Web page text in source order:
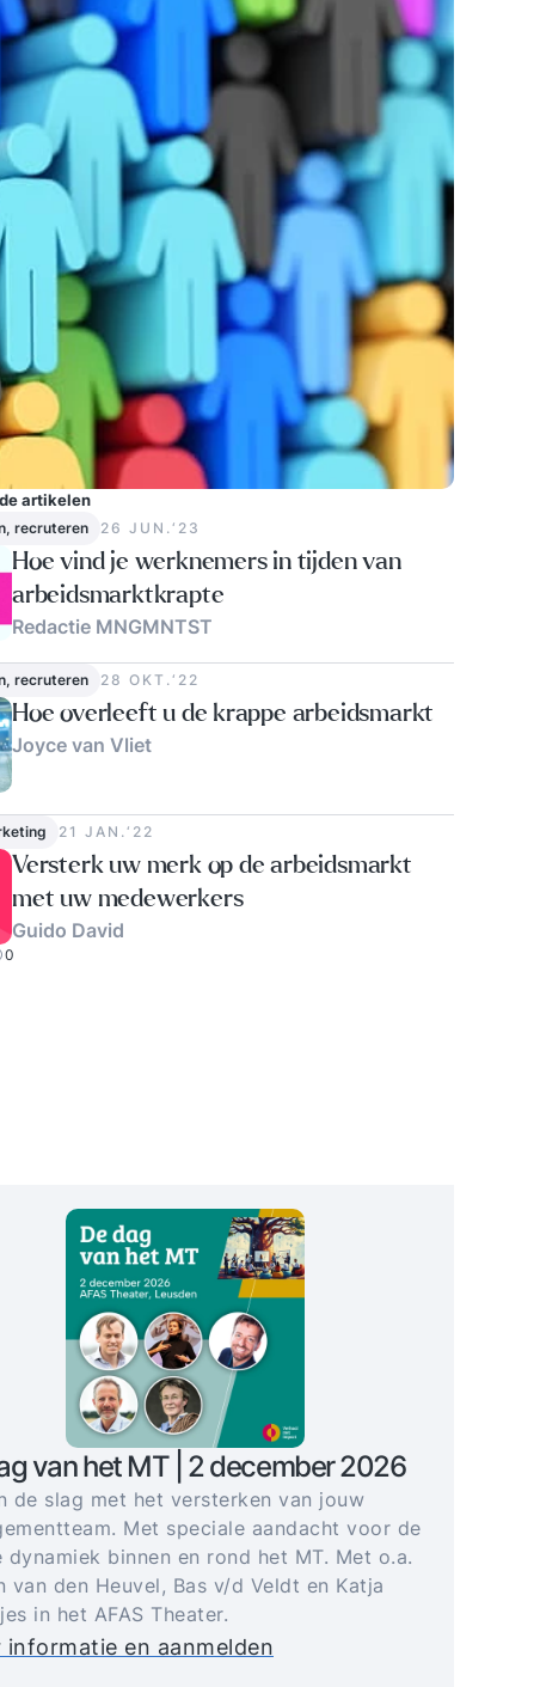
artikelen
recruteren 26 JUN.‘23
Hoe vind je werknemers in tijden van
arbeidsmarktkrapte
Redactie MNGMNTST
recruteren
28 OKT.‘22
Hoe overleeft u de krappe arbeidsmarkt
Joyce van Vliet
21 JAN.‘22
Versterk uw merk op de arbeidsmarkt
met uw medewerkers
Guido David
0
van het MT | 2 december 2026
de slag met het versterken van jouw
Met speciale aandacht voor de
dynamiek binnen en rond het MT. Met o.a.
van den Heuvel, Bas v/d Veldt en Katja
in het AFAS Theater.
informatie en aanmelden